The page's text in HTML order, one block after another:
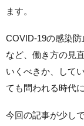
ます。
COVID-19の感染
など、働き方の見
いくべきか、して
ても問われる時代
今回の記事が少し